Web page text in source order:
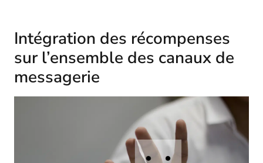
Intégration des récompenses
sur l’ensemble des canaux de
messagerie